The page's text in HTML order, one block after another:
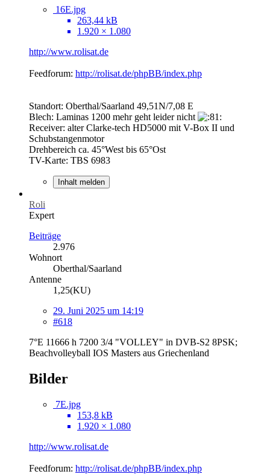
16E.jpg
263,44 kB
1.920 × 1.080
http://www.rolisat.de
Feedforum: http://rolisat.de/phpBB/index.php
Standort: Oberthal/Saarland 49,51N/7,08 E
Blech: Laminas 1200 mehr geht leider nicht
Receiver: alter Clarke-tech HD5000 mit V-Box II und
Schubstangenmotor
Drehbereich ca. 45°West bis 65°Ost
TV-Karte: TBS 6983
Inhalt melden
Roli
Expert
Beiträge
2.976
Wohnort
Oberthal/Saarland
Antenne
1,25(KU)
29. Juni 2025 um 14:19
#618
7°E 11666 h 7200 3/4 "VOLLEY" in DVB-S2 8PSK;
Beachvolleyball IOS Masters aus Griechenland
Bilder
7E.jpg
153,8 kB
1.920 × 1.080
http://www.rolisat.de
Feedforum: http://rolisat.de/phpBB/index.php